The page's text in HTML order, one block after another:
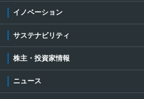
イノベーション
サステナビリティ
株主・投資家情報
ニュース